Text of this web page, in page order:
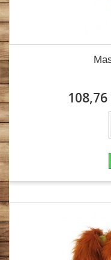
108,76